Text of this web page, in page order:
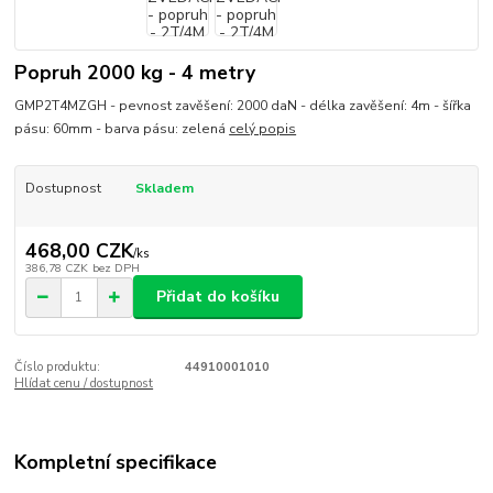
Popruh 2000 kg - 4 metry
GMP2T4MZGH - pevnost zavěšení: 2000 daN - délka zavěšení: 4m - šířka
pásu: 60mm - barva pásu: zelená celý popis
Dostupnost Skladem
468,00 CZK/ks
386,78 CZK bez DPH
Přidat do košíku
Číslo produktu:
44910001010
Hlídat cenu / dostupnost
Kompletní specifikace